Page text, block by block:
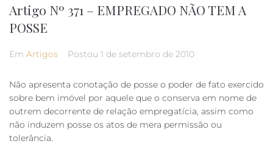
Artigo Nº 371 – EMPREGADO NÃO TEM A
POSSE
Em Artigos Postou 1 de setembro de 2010
Não apresenta conotação de posse o poder de fato exercido
sobre bem imóvel por aquele que o conserva em nome de
outrem decorrente de relação empregatícia, assim como
não induzem posse os atos de mera permissão ou
tolerância.